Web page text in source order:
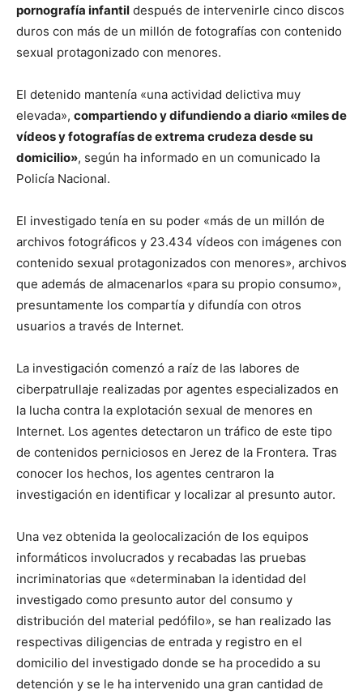
pornografía infantil después de intervenirle cinco discos
duros con más de un millón de fotografías con contenido
sexual protagonizado con menores.
El detenido mantenía «una actividad delictiva muy
elevada», compartiendo y difundiendo a diario «miles de
vídeos y fotografías de extrema crudeza desde su
domicilio», según ha informado en un comunicado la
Policía Nacional.
El investigado tenía en su poder «más de un millón de
archivos fotográficos y 23.434 vídeos con imágenes con
contenido sexual protagonizados con menores», archivos
que además de almacenarlos «para su propio consumo»,
presuntamente los compartía y difundía con otros
usuarios a través de Internet.
La investigación comenzó a raíz de las labores de
ciberpatrullaje realizadas por agentes especializados en
la lucha contra la explotación sexual de menores en
Internet. Los agentes detectaron un tráfico de este tipo
de contenidos perniciosos en Jerez de la Frontera. Tras
conocer los hechos, los agentes centraron la
investigación en identificar y localizar al presunto autor.
Una vez obtenida la geolocalización de los equipos
informáticos involucrados y recabadas las pruebas
incriminatorias que «determinaban la identidad del
investigado como presunto autor del consumo y
distribución del material pedófilo», se han realizado las
respectivas diligencias de entrada y registro en el
domicilio del investigado donde se ha procedido a su
detención y se le ha intervenido una gran cantidad de